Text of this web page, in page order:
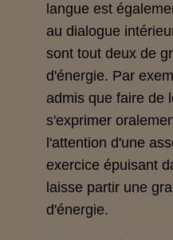
langue est
au dialogue
sont tout deux de
d'énergie. Par
admis que faire de
s'exprimer
l'attention d'une
exercice épuisant
laisse partir une
d'énergie.